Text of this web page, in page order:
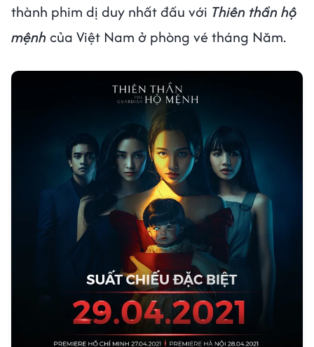
thành phim dị duy nhất đấu với Thiên thần hộ
mệnh của Việt Nam ở phòng vé tháng Năm.